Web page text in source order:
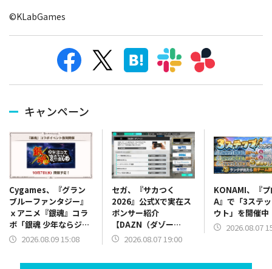
©KLabGames
キャンペーン
Cygames、『グラン
ブルーファンタジー』
ｘアニメ『銀魂』コラ
ボ「銀魂 少年ならジャ
ンプの裏表紙までちゃ
2026.08.09 15:08
セガ、『サカつく
2026』公式Xで実在ス
ポンサー紹介
【DAZN（ダゾー
ン）】篇をポスト
2026.08.07 19:00
KONAMI、『
A』で「3ステ
ウト」を開催中
2026.08.07